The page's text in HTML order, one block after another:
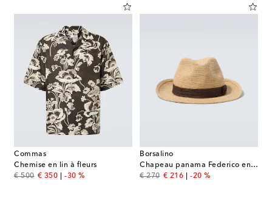
Commas
Chemise en lin à fleurs
€ 500
original price
€ 350
discount price
-30 %
Borsalino
Chapeau panama Federico en paille
€ 270
original price
€ 216
discount price
-20 %